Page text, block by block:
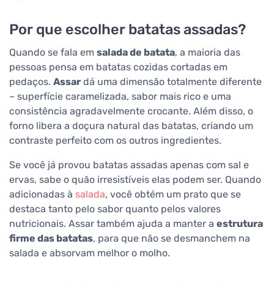
Por que escolher batatas assadas?
Quando se fala em salada de batata, a maioria das
pessoas pensa em batatas cozidas cortadas em
pedaços. Assar dá uma dimensão totalmente diferente
– superfície caramelizada, sabor mais rico e uma
consistência agradavelmente crocante. Além disso, o
forno libera a doçura natural das batatas, criando um
contraste perfeito com os outros ingredientes.
Se você já provou batatas assadas apenas com sal e
ervas, sabe o quão irresistíveis elas podem ser. Quando
adicionadas à salada, você obtém um prato que se
destaca tanto pelo sabor quanto pelos valores
nutricionais. Assar também ajuda a manter a estrutura
firme das batatas, para que não se desmanchem na
salada e absorvam melhor o molho.